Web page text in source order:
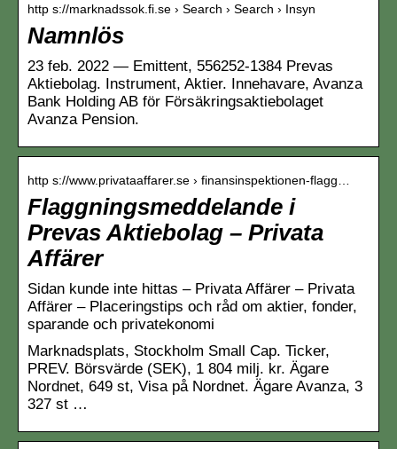
http s://marknadssok.fi.se › Search › Search › Insyn
Namnlös
23 feb. 2022 — Emittent, 556252-1384 Prevas
Aktiebolag. Instrument, Aktier. Innehavare, Avanza
Bank Holding AB för Försäkringsaktiebolaget
Avanza Pension.
http s://www.privataaffarer.se › finansinspektionen-flagg…
Flaggningsmeddelande i
Prevas Aktiebolag – Privata
Affärer
Sidan kunde inte hittas – Privata Affärer – Privata
Affärer – Placeringstips och råd om aktier, fonder,
sparande och privatekonomi
Marknadsplats, Stockholm Small Cap. Ticker,
PREV. Börsvärde (SEK), 1 804 milj. kr. Ägare
Nordnet, 649 st, Visa på Nordnet. Ägare Avanza, 3
327 st …